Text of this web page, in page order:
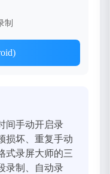
制
间手动开启录
损坏、重复手动
式录屏大师的三
录制、自动录